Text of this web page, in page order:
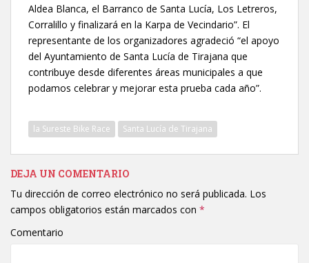
Aldea Blanca, el Barranco de Santa Lucía, Los Letreros,
Corralillo y finalizará en la Karpa de Vecindario”. El
representante de los organizadores agradeció “el apoyo
del Ayuntamiento de Santa Lucía de Tirajana que
contribuye desde diferentes áreas municipales a que
podamos celebrar y mejorar esta prueba cada año”.
la Sureste Bike Race Santa Lucía de Tirajana
DEJA UN COMENTARIO
Tu dirección de correo electrónico no será publicada. Los
campos obligatorios están marcados con *
Comentario